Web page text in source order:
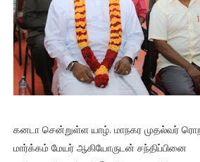
கனடா சென்றுள்ள யாழ். மாநகர முதல்வர்
மார்க்கம் மேயர் ஆகியோருடன் சந்திப்பினை